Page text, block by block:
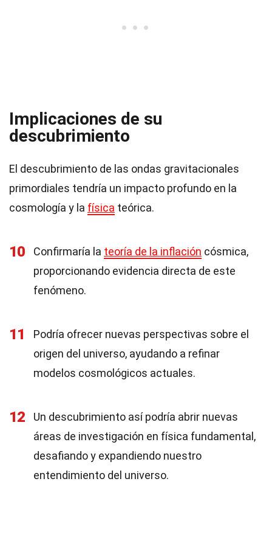
Implicaciones de su
descubrimiento
El descubrimiento de las ondas gravitacionales
primordiales tendría un impacto profundo en la
cosmología y la física teórica.
10 Confirmaría la teoría de la inflación cósmica,
proporcionando evidencia directa de este
fenómeno.
11
Podría ofrecer nuevas perspectivas sobre el
origen del universo, ayudando a refinar
modelos cosmológicos actuales.
12
Un descubrimiento así podría abrir nuevas
áreas de investigación en física fundamental,
desafiando y expandiendo nuestro
entendimiento del universo.